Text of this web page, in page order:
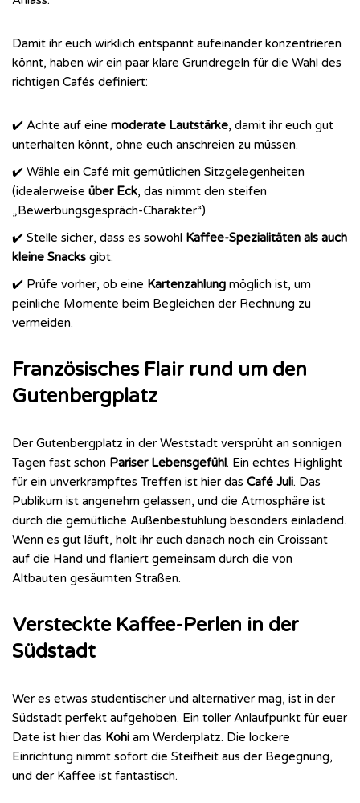
Damit ihr euch wirklich entspannt aufeinander konzentrieren
könnt, haben wir ein paar klare Grundregeln für die Wahl des
richtigen Cafés definiert:
✔️ Achte auf eine moderate Lautstärke, damit ihr euch gut
unterhalten könnt, ohne euch anschreien zu müssen.
✔️ Wähle ein Café mit gemütlichen Sitzgelegenheiten
(idealerweise über Eck, das nimmt den steifen
„Bewerbungsgespräch-Charakter“).
✔️ Stelle sicher, dass es sowohl Kaffee-Spezialitäten als auch
kleine Snacks gibt.
✔️ Prüfe vorher, ob eine Kartenzahlung möglich ist, um
peinliche Momente beim Begleichen der Rechnung zu
vermeiden.
Französisches Flair rund um den
Gutenbergplatz
Der Gutenbergplatz in der Weststadt versprüht an sonnigen
Tagen fast schon Pariser Lebensgefühl. Ein echtes Highlight
für ein unverkrampftes Treffen ist hier das Café Juli. Das
Publikum ist angenehm gelassen, und die Atmosphäre ist
durch die gemütliche Außenbestuhlung besonders einladend.
Wenn es gut läuft, holt ihr euch danach noch ein Croissant
auf die Hand und flaniert gemeinsam durch die von
Altbauten gesäumten Straßen.
Versteckte Kaffee-Perlen in der
Südstadt
Wer es etwas studentischer und alternativer mag, ist in der
Südstadt perfekt aufgehoben. Ein toller Anlaufpunkt für euer
Date ist hier das Kohi am Werderplatz. Die lockere
Einrichtung nimmt sofort die Steifheit aus der Begegnung,
und der Kaffee ist fantastisch.